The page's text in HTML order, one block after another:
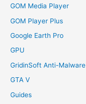
GOM Media Player
GOM Player Plus
Google Earth Pro
GPU
GridinSoft Anti-Malware
GTA V
Guides